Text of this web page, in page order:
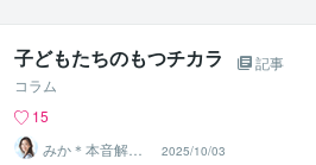
子どもたちのもつチカラ
記事
コラム
15
みか＊本音解放
2025/10/03